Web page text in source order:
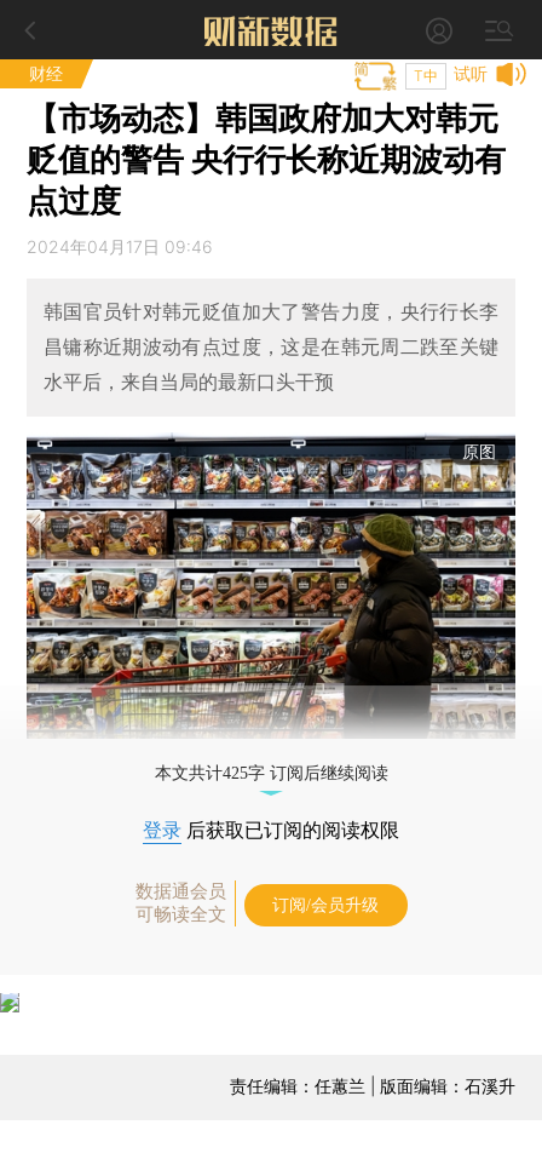
财经 试听
T中
【市场动态】韩国政府加大对韩元
贬值的警告 央行行长称近期波动有
点过度
2024年04月17日 09:46
韩国官员针对韩元贬值加大了警告力度，央行行长李
昌镛称近期波动有点过度，这是在韩元周二跌至关键
水平后，来自当局的最新口头干预
原图
本文共计425字 订阅后继续阅读
登录 后获取已订阅的阅读权限
数据通会员
可畅读全文
订阅/会员升级
责任编辑：任蕙兰 | 版面编辑：石溪升